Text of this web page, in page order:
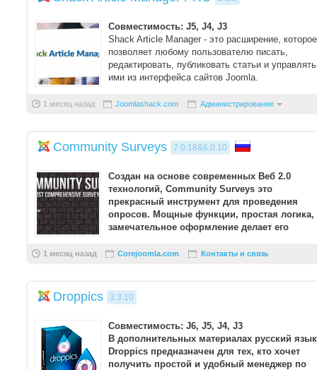
Совместимость: J5, J4, J3
Shack Article Manager - это расширение, которое
позволяет любому пользователю писать,
редактировать, публиковать статьи и управлять
ими из интерфейса сайтов Joomla.
1 месяц назад Joomlashack.com Администрирование
Community Surveys 7.0.18&6.0.10
Создан на основе современных Веб 2.0
технологий, Community Surveys это
прекрасный инструмент для проведения
опросов. Мощные функции, простая логика,
замечательное оформление делает его
1 месяц назад Corejoomla.com Контакты и связь
Droppics 3.3.10
Совместимость: J6, J5, J4, J3
В дополнительных материалах русский
Droppics предназначен для тех, кто хочет
получить простой и удобный менеджер по